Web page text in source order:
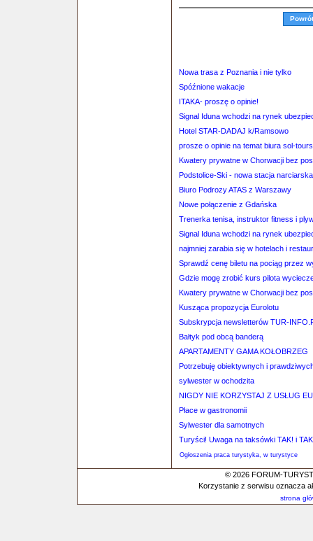
Nowa trasa z Poznania i nie tylko
Spóźnione wakacje
ITAKA- proszę o opinie!
Signal Iduna wchodzi na rynek
Hotel STAR-DADAJ k/Ramsowo
prosze o opinie na temat biura sol-
Kwatery prywatne w Chorwacji bez
Podstolice-Ski - nowa stacja
Biuro Podrozy ATAS z Warszawy
Nowe połączenie z Gdańska
Trenerka tenisa, instruktor fitness i
Signal Iduna wchodzi na rynek
najmniej zarabia się w hotelach i
Sprawdź cenę biletu na pociąg przez
Gdzie mogę zrobić kurs pilota
Kwatery prywatne w Chorwacji bez
Kusząca propozycja Eurolotu
Subskrypcja newsletterów TUR-
Bałtyk pod obcą banderą
APARTAMENTY GAMA KOŁOBRZEG
Potrzebuję obiektywnych i
sylwester w ochodzita
NIGDY NIE KORZYSTAJ Z USŁUG
Płace w gastronomii
Sylwester dla samotnych
Turyści! Uwaga na taksówki TAK! i
Ogłoszenia praca turystyka, w turystyce
© 2026 FORUM-
Korzystanie z serwisu oznacza
strona